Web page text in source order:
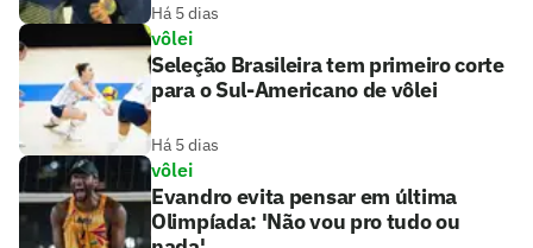
Há 5 dias
vôlei
Seleção Brasileira tem primeiro corte
para o Sul-Americano de vôlei
Há 5 dias
vôlei
Evandro evita pensar em última
Olimpíada: 'Não vou pro tudo ou